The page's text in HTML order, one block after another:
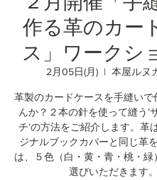
作る革のカー
ス」ワークシ
2月05日(月)
  |
本屋ルヌ
革製のカードケースを手縫いで
んか？２本の針を使って縫う’
チ’の方法をご紹介します。革
ジナルブックカバーと同じ革
は、５色（白・黄・青・桃・緑
選びいただきます。